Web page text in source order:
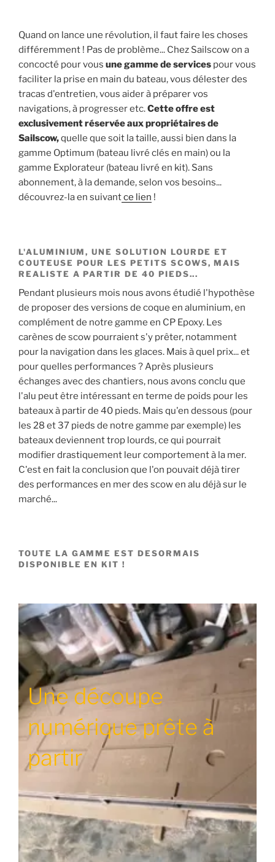
Quand on lance une révolution, il faut faire les choses
différemment ! Pas de problème... Chez Sailscow on a
concocté pour vous une gamme de services pour vous
faciliter la prise en main du bateau, vous délester des
tracas d'entretien, vous aider à préparer vos
navigations, à progresser etc.Cette offre est
exclusivement réservée aux propriétaires de
Sailscow,quelle que soit la taille, aussi bien dans la
gamme Optimum (bateau livré clés en main) ou la
gamme Explorateur (bateau livré en kit). Sans
abonnement, à la demande, selon vos besoins...
découvrez-la en suivantce lien !
L'ALUMINIUM, UNE SOLUTION LOURDE ET
COUTEUSE POUR LES PETITS SCOWS, MAIS
REALISTE A PARTIR DE 40 PIEDS...
Pendant plusieurs mois nous avons étudié l'hypothèse
de proposer des versions de coque en aluminium, en
complément de notre gamme en CP Epoxy. Les
carènes de scow pourraient s'y prêter, notamment
pour la navigation dans les glaces. Mais à quel prix... et
pour quelles performances ? Après plusieurs
échanges avec des chantiers, nous avons conclu que
l'alu peut être intéressant en terme de poids pour les
bateaux à partir de 40 pieds. Mais qu'en dessous (pour
les 28 et 37 pieds de notre gamme par exemple) les
bateaux deviennent trop lourds, ce qui pourrait
modifier drastiquement leur comportement à la mer.
C'est en fait la conclusion que l'on pouvait déjà tirer
des performances en mer des scow en alu déjà sur le
marché...
TOUTE LA GAMME EST DESORMAIS
DISPONIBLE EN KIT !
Une découpe
numérique prête à
partir